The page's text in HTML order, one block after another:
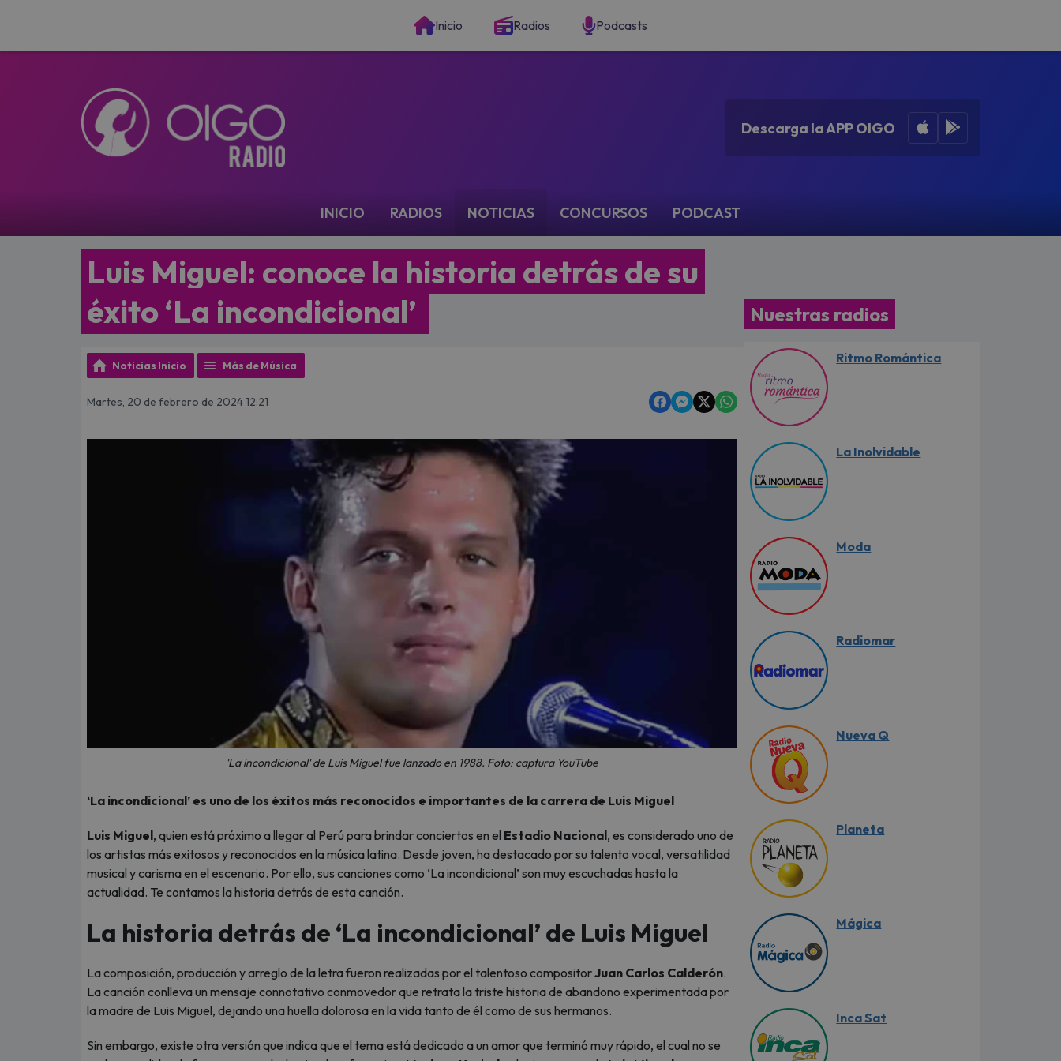
Inicio Radios Podcasts
Descarga la APP OIGO Apple App Store
INICIO RADIOS NOTICIAS CONCURSOS PODCAST
Luis Miguel: conoce la historia detrás de su
éxito ‘La incondicional’
Noticias Inicio Más de Música
Martes, 20 de febrero de 2024 12:21
'La incondicional' de Luis Miguel fue lanzado en 1988. Foto: captura YouTube
‘La incondicional’ es uno de los éxitos más reconocidos e importantes de la carrera de Luis Miguel
Luis Miguel, quien está próximo a llegar al Perú para brindar conciertos en el Estadio Nacional, es considerado uno de
los artistas más exitosos y reconocidos en la música latina. Desde joven, ha destacado por su talento vocal, versatilidad
musical y carisma en el escenario. Por ello, sus canciones como ‘La incondicional’ son muy escuchadas hasta la
actualidad. Te contamos la historia detrás de esta canción.
La historia detrás de ‘La incondicional’ de Luis Miguel
La composición, producción y arreglo de la letra fueron realizadas por el talentoso compositorJuan Carlos Calderón.
La canción conlleva un mensaje connotativo conmovedor que retrata la triste historia de abandono experimentada por
la madre de Luis Miguel, dejando una huella dolorosa en la vida tanto de él como de sus hermanos.
Sin embargo, existe otra versión que indica que el tema está dedicado a un amor que terminó muy rápido, el cual no se
Nuestras radios
Ritmo Romántica
La Inolvidable
Moda
Radiomar
Nueva Q
Planeta
Mágica
Inca Sat